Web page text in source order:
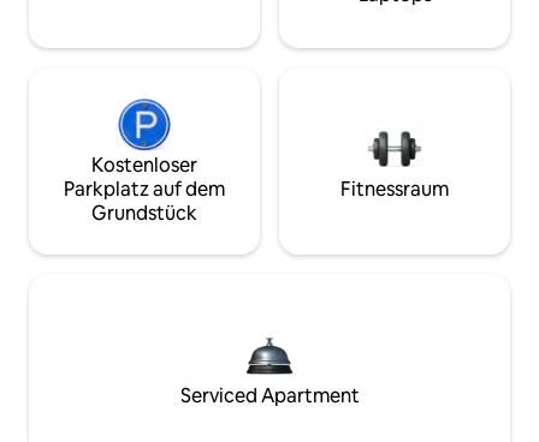
Kostenloser
Parkplatz auf dem
Grundstück
Fitnessraum
Serviced Apartment